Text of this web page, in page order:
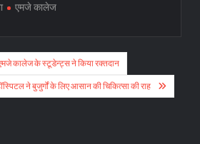
एमजे कालेज
एमजे कालेज के स्टूडेन्ट्स ने किया रक्तदान
ने बुजुर्गों के लिए आसान की चिकित्सा की राह